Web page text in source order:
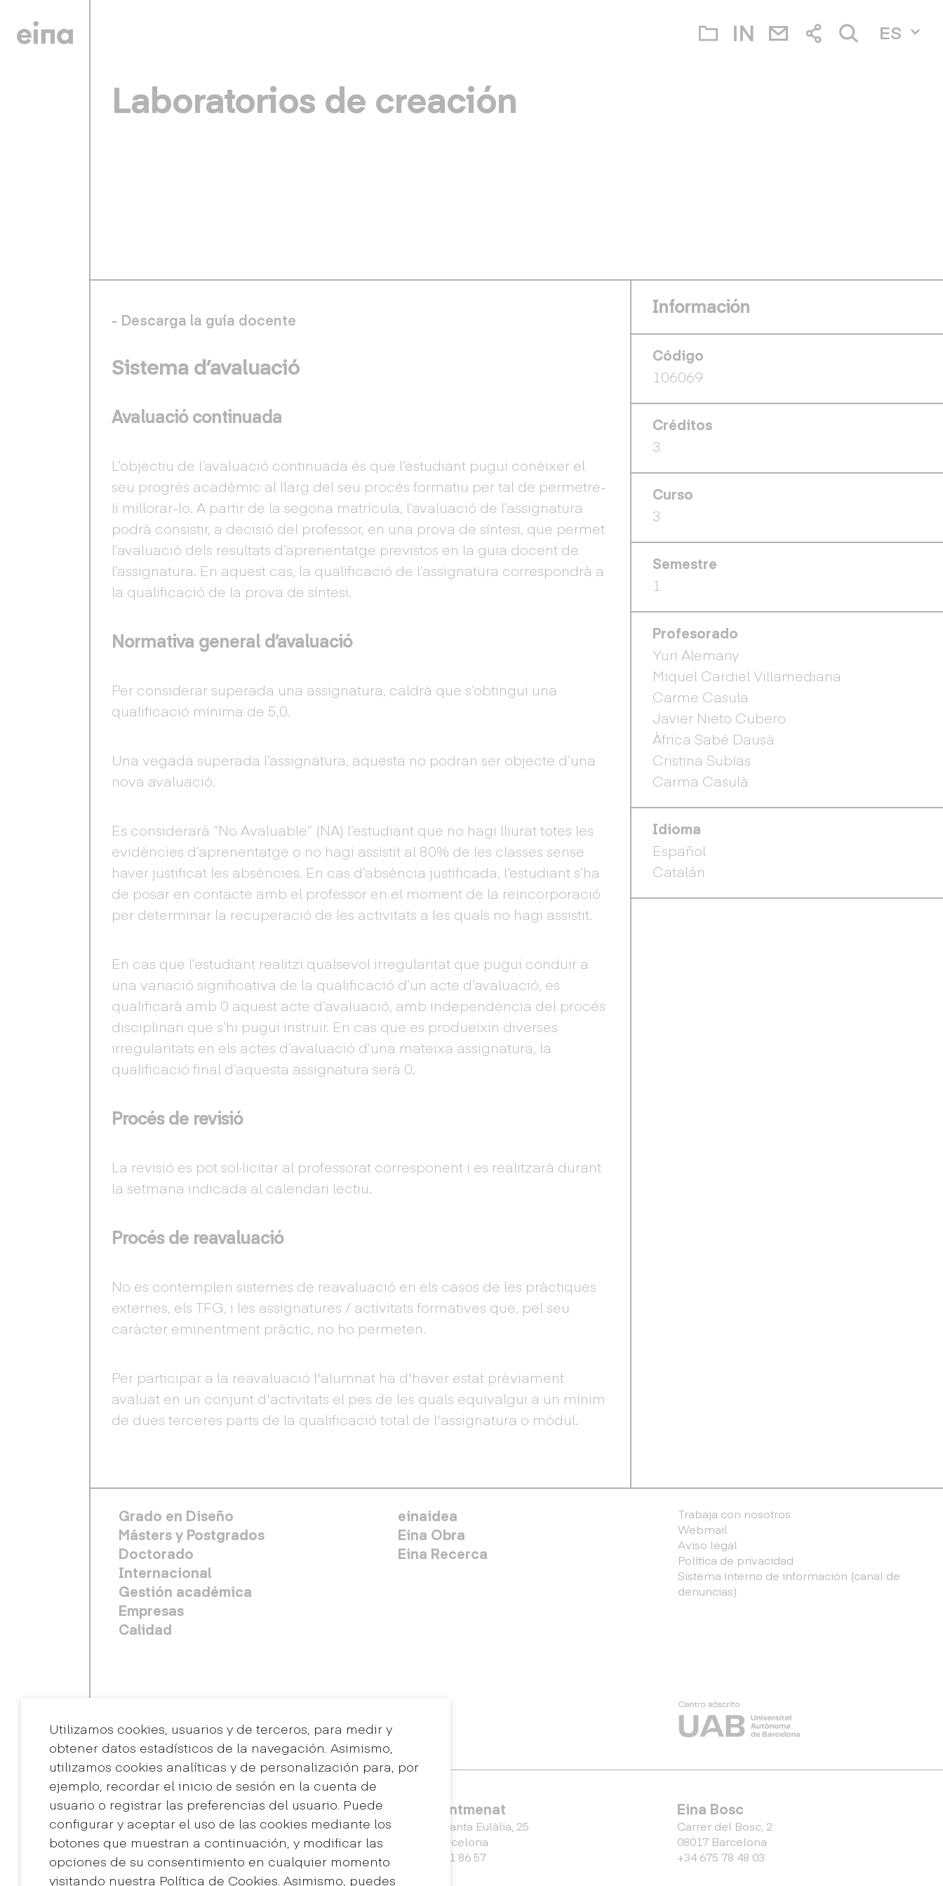
ES
Laboratorios de creación
- Descarga la guía docente
Sistema d’avaluació
Avaluació continuada
L’objectiu de l’avaluació continuada és que l’estudiant pugui conèixer el
seu progrés acadèmic al llarg del seu procés formatiu per tal de permetre-
li millorar-lo. A partir de la segona matrícula, l’avaluació de l’assignatura
podrà consistir, a decisió del professor, en una prova de síntesi, que permet
l’avaluació dels resultats d’aprenentatge previstos en la guia docent de
l’assignatura. En aquest cas, la qualificació de l’assignatura correspondrà a
la qualificació de la prova de síntesi.
Normativa general d’avaluació
Per considerar superada una assignatura, caldrà que s’obtingui una
qualificació mínima de 5,0.
Una vegada superada l’assignatura, aquesta no podran ser objecte d’una
nova avaluació.
Es considerarà “No Avaluable” (NA) l’estudiant que no hagi lliurat totes les
evidències d’aprenentatge o no hagi assistit al 80% de les classes sense
haver justificat les absències. En cas d’absència justificada, l’estudiant s’ha
de posar en contacte amb el professor en el moment de la reincorporació
per determinar la recuperació de les activitats a les quals no hagi assistit.
En cas que l’estudiant realitzi qualsevol irregularitat que pugui conduir a
una variació significativa de la qualificació d’un acte d’avaluació, es
qualificarà amb 0 aquest acte d’avaluació, amb independència del procés
disciplinari que s’hi pugui instruir. En cas que es produeixin diverses
irregularitats en els actes d’avaluació d’una mateixa assignatura, la
qualificació final d’aquesta assignatura serà 0.
Procés de revisió
La revisió es pot sol·licitar al professorat corresponent i es realitzarà durant
la setmana indicada al calendari lectiu.
Procés de reavaluació
No es contemplen sistemes de reavaluació en els casos de les pràctiques
externes, els TFG, i les assignatures / activitats formatives que, pel seu
caràcter eminentment pràctic, no ho permeten.
Per participar a la reavaluació l'alumnat ha d'haver estat prèviament
avaluat en un conjunt d'activitats el pes de les quals equivalgui a un mínim
de dues terceres parts de la qualificació total de l'assignatura o mòdul.
Información
Código
106069
Créditos
3
Curso
3
Semestre
1
Profesorado
Yuri Alemany
Miquel Cardiel Villamediana
Carme Casula
Javier Nieto Cubero
Àfrica Sabé Dausà
Cristina Subías
Carma Casulà
Idioma
Español
Catalán
Utilizamos cookies, usuarios y de terceros, para medir y
obtener datos estadísticos de la navegación. Asimismo,
utilizamos cookies analíticas y de personalización para, por
ejemplo, recordar el inicio de sesión en la cuenta de
usuario o registrar las preferencias del usuario. Puede
configurar y aceptar el uso de las cookies mediante los
botones que muestran a continuación, y modificar las
opciones de su consentimiento en cualquier momento
visitando nuestra Política de Cookies. Asimismo, puedes
FOOTER PRINCIPAL
Grado en Diseño
Másters y Postgrados
Doctorado
Internacional
Gestión académica
Empresas
Calidad
MENÚ SECUNDARIO
einaidea
Eina Obra
Eina Recerca
Trabaja con nosotros
Webmail
Aviso legal
Política de privacidad
Sistema interno de información (canal de
denuncias)
Contacto
+34 932 030 923
info@eina.cat
Eina Sentmenat
Passeig Santa Eulàlia, 25
08017 Barcelona
+34 672 31 86 57
Eina Bosc
Carrer del Bosc, 2
08017 Barcelona
+34 675 78 48 03